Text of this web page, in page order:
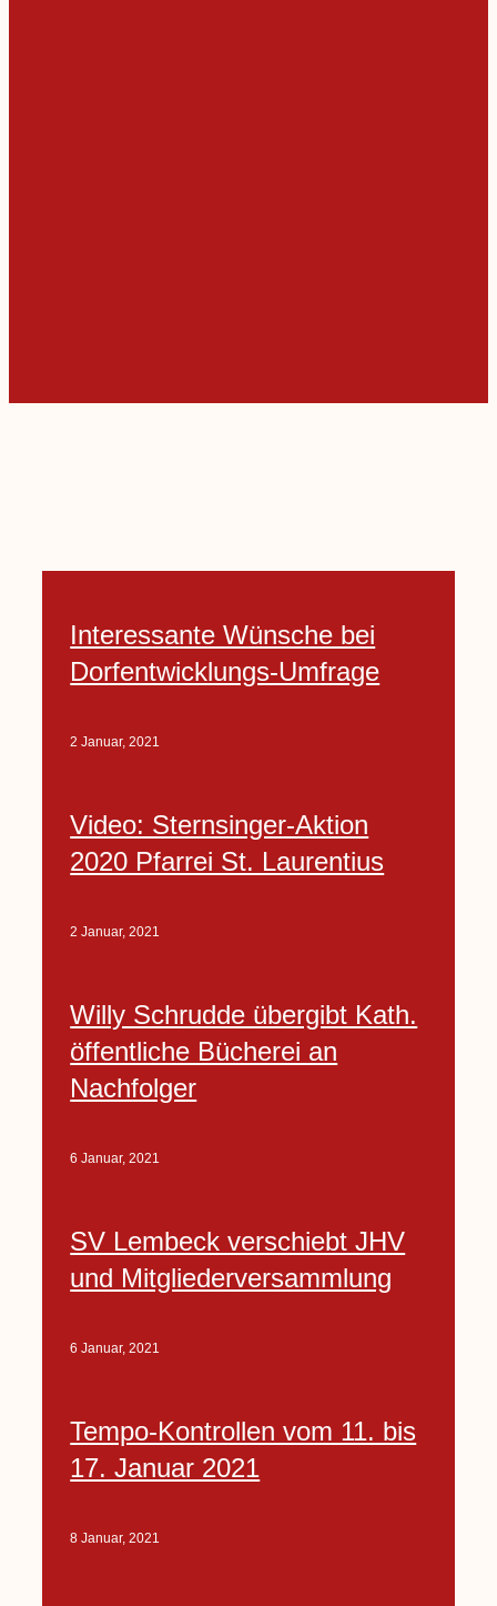
Interessante Wünsche bei
Dorfentwicklungs-Umfrage
2 Januar, 2021
Video: Sternsinger-Aktion
2020 Pfarrei St. Laurentius
2 Januar, 2021
Willy Schrudde übergibt Kath.
öffentliche Bücherei an
Nachfolger
6 Januar, 2021
SV Lembeck verschiebt JHV
und Mitgliederversammlung
6 Januar, 2021
Tempo-Kontrollen vom 11. bis
17. Januar 2021
8 Januar, 2021